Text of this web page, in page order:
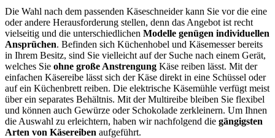
Die Wahl nach dem passenden Käseschneider kann Sie vor die eine
oder andere Herausforderung stellen, denn das Angebot ist recht
vielseitig und die unterschiedlichen Modelle genügen individuellen
Ansprüchen. Befinden sich Küchenhobel und Käsemesser bereits
in Ihrem Besitz, sind Sie vielleicht auf der Suche nach einem Gerät,
welches Sie ohne große Anstrengung Käse reiben lässt. Mit der
einfachen Käsereibe lässt sich der Käse direkt in eine Schüssel oder
auf ein Küchenbrett reiben. Die elektrische Käsemühle verfügt meist
über ein separates Behältnis. Mit der Multireibe bleiben Sie flexibel
und können auch Gewürze oder Schokolade zerkleinern. Um Ihnen
die Auswahl zu erleichtern, haben wir nachfolgend die gängigsten
Arten von Käsereiben aufgeführt.